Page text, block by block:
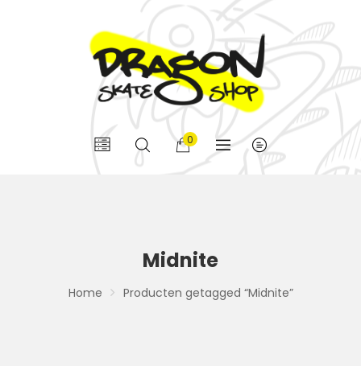
0
Midnite
Home Producten getagged “Midnite”